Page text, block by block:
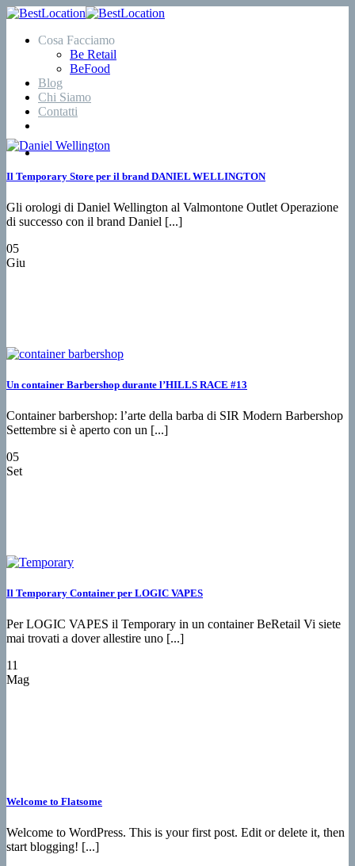
Salta
contenutiCosa Facciamo
Be Retail
BeFood
Blog
Chi Siamo
Contatti
Il Temporary Store per il brand DANIEL WELLINGTON
Gli orologi di Daniel Wellington al Valmontone Outlet Operazione
di successo con il brand Daniel [...]
05
Giu
Un container Barbershop durante l’HILLS RACE #13
Container barbershop: l’arte della barba di SIR Modern Barbershop
Settembre si è aperto con un [...]
05
Set
Il Temporary Container per LOGIC VAPES
Per LOGIC VAPES il Temporary in un container BeRetail Vi siete
mai trovati a dover allestire uno [...]
11
Mag
Welcome to Flatsome
Welcome to WordPress. This is your first post. Edit or delete it, then
start blogging! [...]